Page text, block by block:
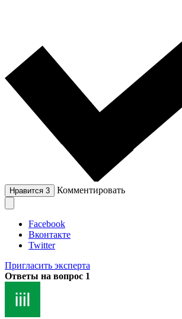
Нравится 3 Комментировать
Facebook
Вконтакте
Twitter
Пригласить эксперта
Ответы на вопрос 1